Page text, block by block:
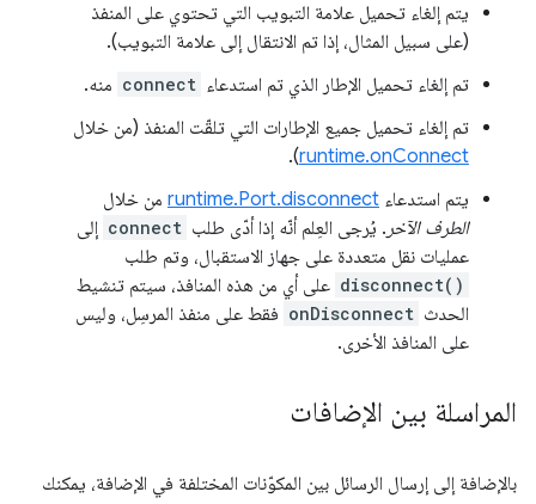
يتم إلغاء تحميل علامة التبويب التي تحتوي على المنفذ
(على سبيل المثال، إذا تم الانتقال إلى علامة التبويب).
تم إلغاء تحميل الإطار الذي تم استدعاء connect منه.
تم إلغاء تحميل جميع الإطارات التي تلقّت المنفذ (من خلال
runtime.onConnect
).
يتم استدعاء runtime.Port.disconnect من خلال
الطرف الآخر . يُرجى العِلم أنّه إذا أدّى طلب connect إلى
عمليات نقل متعددة على جهاز الاستقبال، وتم طلب
disconnect() على أي من هذه المنافذ، سيتم تنشيط
الحدث onDisconnect فقط على منفذ المرسِل، وليس
على المنافذ الأخرى.
المراسلة بين الإضافات
بالإضافة إلى إرسال الرسائل بين المكوّنات المختلفة في الإضافة، يمكنك